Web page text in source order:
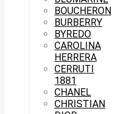
BOUCHERON
BURBERRY
BYREDO
CAROLINA
HERRERA
CERRUTI
1881
CHANEL
CHRISTIAN